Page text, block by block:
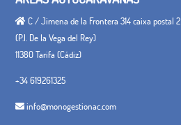
C / Jimena de la Frontera 314 caixa postal 2
(P.I. De la Vega del Rey)
11380 Tarifa (Cádiz)
+34 619261325
info@monogestionac.com